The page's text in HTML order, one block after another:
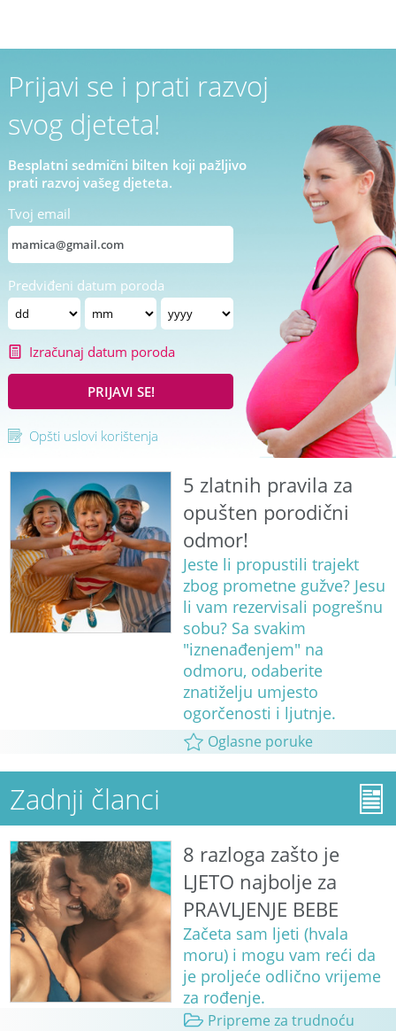
Prijavi se i prati razvoj
svog djeteta!
Besplatni sedmični bilten koji pažljivo
prati razvoj vašeg djeteta.
Tvoj email
Predviđeni datum poroda
Izračunaj datum poroda
PRIJAVI SE!
Opšti uslovi korištenja
5 zlatnih pravila za
opušten porodični
odmor!
Jeste li propustili trajekt
zbog prometne gužve? Jesu
li vam rezervisali pogrešnu
sobu? Sa svakim
"iznenađenjem" na
odmoru, odaberite
znatiželju umjesto
ogorčenosti i ljutnje.
Oglasne poruke
Zadnji članci
8 razloga zašto je
LJETO najbolje za
PRAVLJENJE BEBE
Začeta sam ljeti (hvala
moru) i mogu vam reći da
je proljeće odlično vrijeme
za rođenje.
Pripreme za trudnoću